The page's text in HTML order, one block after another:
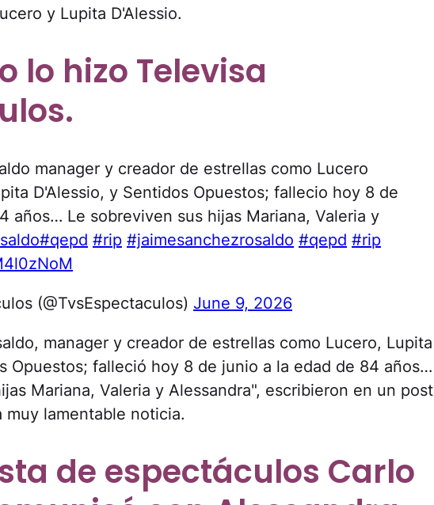
y Lupita D'Alessio.
lo hizo Televisa
manager y creador de estrellas como Lucero
D'Alessio, y Sentidos Opuestos; fallecio hoy 8 de
años… Le sobreviven sus hijas Mariana, Valeria y
#qepd #rip #jaimesanchezrosaldo #qepd #rip
(@TvsEspectaculos) June 9, 2026
manager y creador de estrellas como Lucero, Lupita
Opuestos; falleció hoy 8 de junio a la edad de 84 años…
Mariana, Valeria y Alessandra", escribieron en un post
muy lamentable noticia.
de espectáculos Carlo